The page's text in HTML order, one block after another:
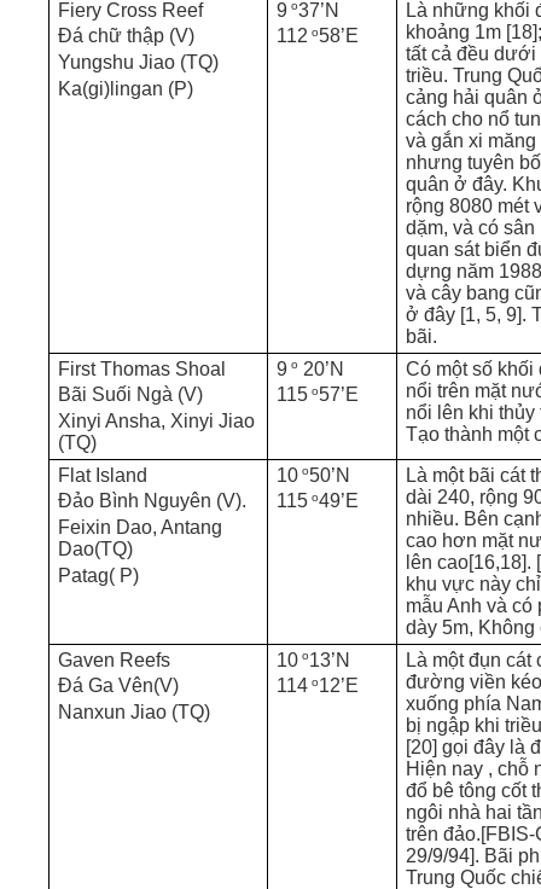
Fiery Cross Reef
Đá chữ thập (V)
Yungshu Jiao (TQ)
Ka(gi)lingan (P)
9 o37’N
112 o58’E
Là những khối
khoảng 1m
tất cả đều dưới
triều. Trung
cảng hải quân
cách cho nổ
và gắn xi
nhưng tuyên
quân ở đây.
rộng 8080 mét
dặm, và có sân
quan sát biển
dựng năm
và cây bang
ở đây [1, 5, 9].
bãi.
First Thomas Shoal
Bãi Suối Ngà (V)
Xinyi Ansha, Xinyi Jiao
(TQ)
9 o 20’N
115 o57’E
Có một số khối
nổi trên mặt
nổi lên khi thủy
Tạo thành một
Flat Island
Đảo Bình Nguyên (V).
Feixin Dao, Antang
Dao(TQ)
Patag( P)
10 o50’N
115 o49’E
Là một bãi cát
dài 240, rộng
nhiều. Bên
cao hơn mặt
lên cao[16,18].
khu vực này
mẫu Anh và có
dày 5m, Không
Gaven Reefs
Đá Ga Vên(V)
Nanxun Jiao (TQ)
10 o13’N
114 o12’E
Là một đụn cát
đường viền
xuống phía
bị ngập khi
[20] gọi đây là
Hiện nay , chỗ
đổ bê tông cốt
ngôi nhà hai
trên
29/9/94]. Bãi
Trung Quốc